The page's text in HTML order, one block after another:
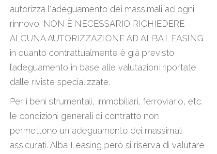
autorizza l'adeguamento dei massimali ad ogni
rinnovo. NON È NECESSARIO RICHIEDERE
ALCUNA AUTORIZZAZIONE AD ALBA LEASING
in quanto contrattualmente è già previsto
l’adeguamento in base alle valutazioni riportate
dalle riviste specializzate.
Per i beni strumentali, immobiliari, ferroviario, etc.
le condizioni generali di contratto non
permettono un adeguamento dei massimali
assicurati. Alba Leasing però si riserva di valutare